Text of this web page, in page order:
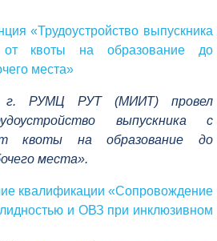
«Трудоустройство выпускника
от квоты на образование до
места»
г. РУМЦ РУТ (МИИТ) провел
выпускника с
квоты на образование до
места».
квалификации «Сопровождение
и ОВЗ при инклюзивном